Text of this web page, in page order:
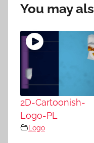
You may
2D-Cartoonish-
Logo-PL
Logo